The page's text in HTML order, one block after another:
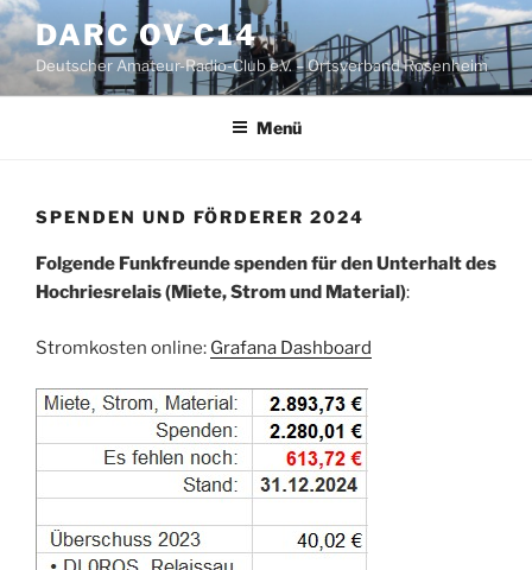
Zum
Inhalt
springen
DARC OV C14
Deutscher Amateur-Radio-Club e.V. – Ortsverband Rosenheim
Menü
SPENDEN UND FÖRDERER 2024
Folgende Funkfreunde spenden für den Unterhalt des
Hochriesrelais (Miete, Strom und Material):
Stromkosten online: Grafana Dashboard